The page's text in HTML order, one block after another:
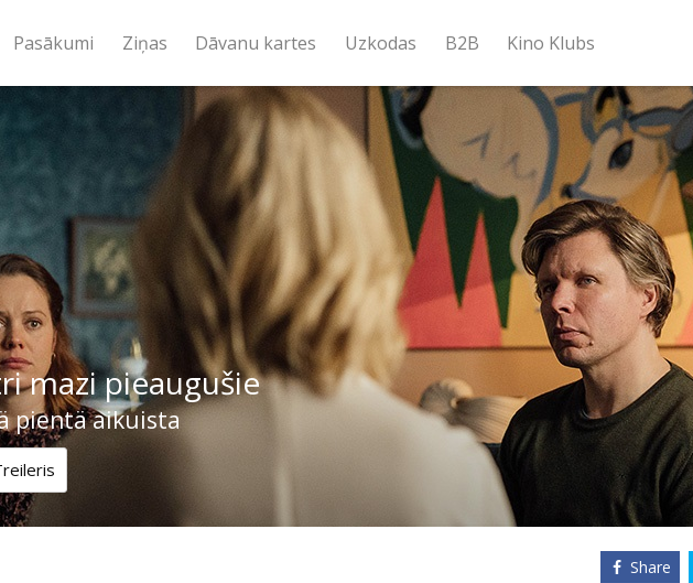
Pasākumi Ziņas Dāvanu kartes Uzkodas B2B Kino Klubs
mazi pieaugušie
pientä aikuista
Share